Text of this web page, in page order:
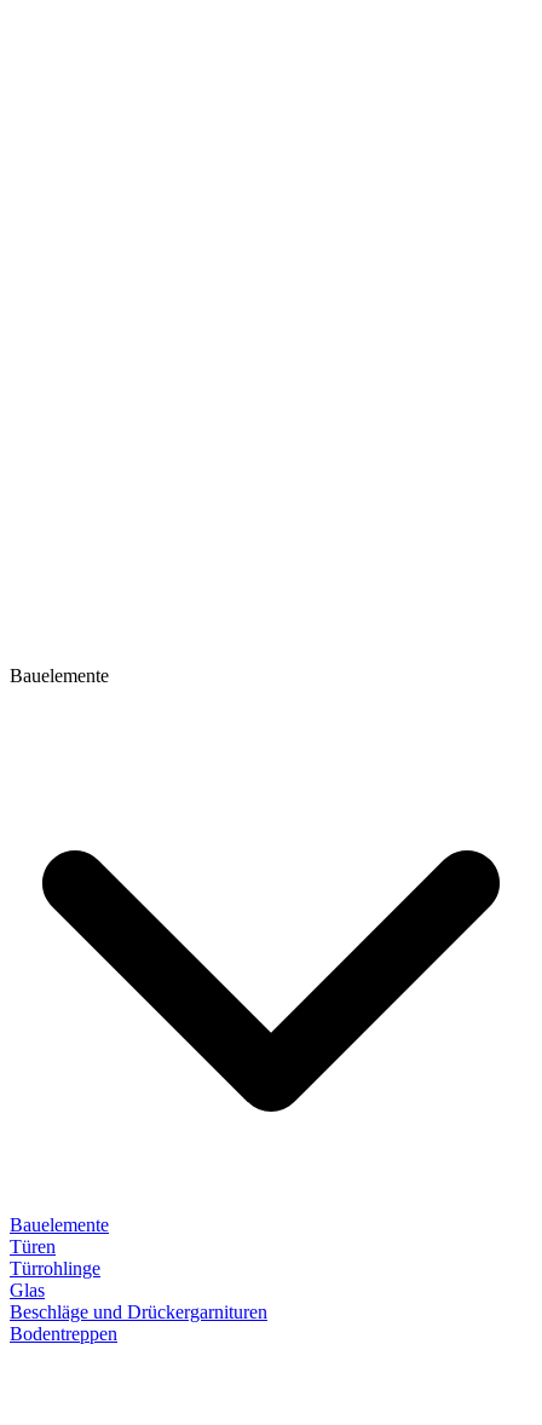
Bauelemente
Bauelemente
Türen
Türrohlinge
Glas
Beschläge und Drückergarnituren
Bodentreppen